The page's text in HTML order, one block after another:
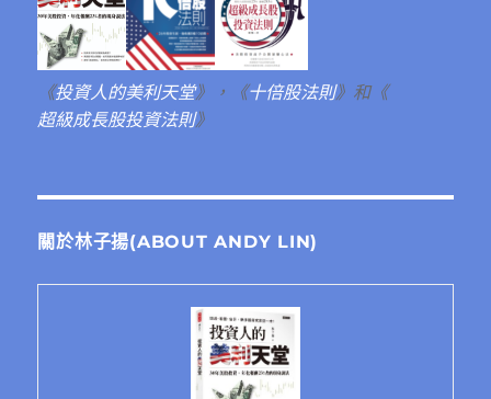
《投資人的美利天堂》，《十倍股法則》和《
超級成長股投資法則》
關於林子揚(ABOUT ANDY LIN)